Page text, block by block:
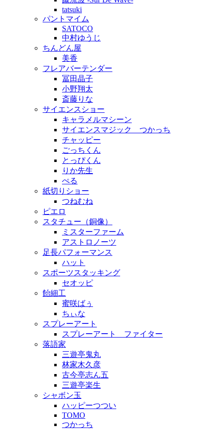
tatsuki
パントマイム
SATOCO
中村ゆうじ
ちんどん屋
美香
フレアバーテンダー
冨田晶子
小野翔太
斎藤りな
サイエンスショー
キャラメルマシーン
サイエンスマジック つかっち
チャッピー
ごっちくん
とっぴくん
りか先生
ぺる
紙切りショー
つねむね
ピエロ
スタチュー（銅像）
ミスターファーム
アストロノーツ
足長パフォーマンス
ハット
スポーツスタッキング
セオッピ
飴細工
蜜咲ばぅ
ちぃな
スプレーアート
スプレーアート ファイター
落語家
三遊亭鬼丸
林家木久彦
古今亭志ん五
三遊亭楽生
シャボン玉
ハッピーつつい
TOMO
つかっち